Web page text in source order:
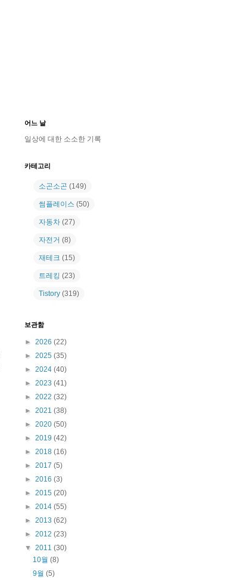
어느 날
일상에 대한 소소한 기록
카테고리
소곤소곤 (149)
썸플레이스 (50)
자동차 (27)
자전거 (8)
재테크 (15)
트레킹 (23)
Tistory (319)
보관함
► 2026 (22)
► 2025 (35)
► 2024 (40)
► 2023 (41)
► 2022 (32)
► 2021 (38)
► 2020 (50)
► 2019 (42)
► 2018 (16)
► 2017 (5)
► 2016 (3)
► 2015 (20)
► 2014 (55)
► 2013 (62)
► 2012 (23)
▼ 2011 (30)
10월(8)
9월(5)